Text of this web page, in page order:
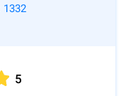
1332
5